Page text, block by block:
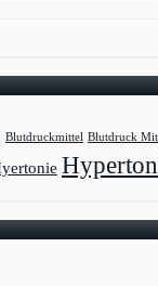
Blutdruckmittel Blutdruck